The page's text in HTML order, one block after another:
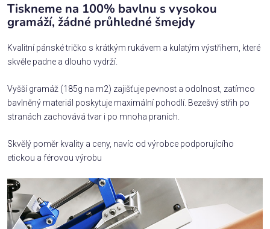
Tiskneme na 100% bavlnu s vysokou
gramáží, žádné průhledné šmejdy
Kvalitní pánské tričko s krátkým rukávem a kulatým výstřihem, které
skvěle padne a dlouho vydrží.
Vyšší gramáž (185g na m2) zajišťuje pevnost a odolnost, zatímco
bavlněný materiál poskytuje maximální pohodlí. Bezešvý střih po
stranách zachovává tvar i po mnoha praních.
Skvělý poměr kvality a ceny, navíc od výrobce podporujícího
etickou a férovou výrobu